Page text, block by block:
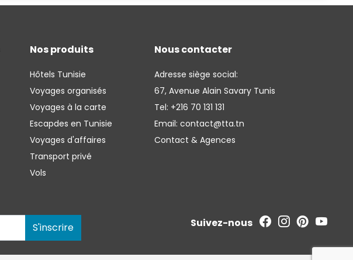
Nous contacter
Adresse siège social:
67, Avenue Alain Savary Tunis
Tel: +216 70 131 131
Email: contact@tta.tn
Contact & Agences
Nos produits
Hôtels Tunisie
Voyages organisés
Voyages à la carte
Escapdes en Tunisie
Voyages d'affaires
Transport privé
Vols
S'inscrire Suivez-nous